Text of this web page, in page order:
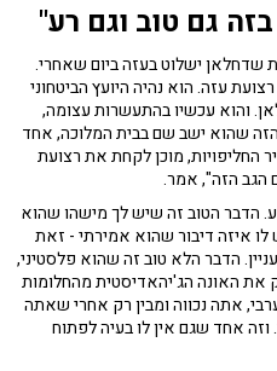
גם טוב וגם רע"
ישלוט בעזה ביום שאחרי.
עזה. הוא נהיה היועץ הביטחוני
והוא עכשיו בהתעשרות עצומה,
בזמן הזה שהוא ישב שם בבית המלוכה, אחד
החליפויות, מוכן לקחת את רצועת
הגב הזה", אמר.
הדבר הטוב זה שיש לך מישהו שהוא
לו איזה דיבור שהוא אמירתי - זאת
הדבר הלא טוב זה שהוא פלסטיני,
את האונה הג'יהאדיסטית מהחלומות
אתה נכווה ומבין רק אחרי שאתה
אחד שגם אין לו בעיה לפתוח